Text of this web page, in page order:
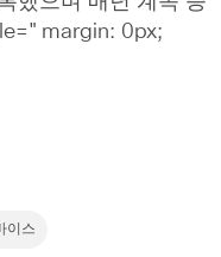
0px;
이스